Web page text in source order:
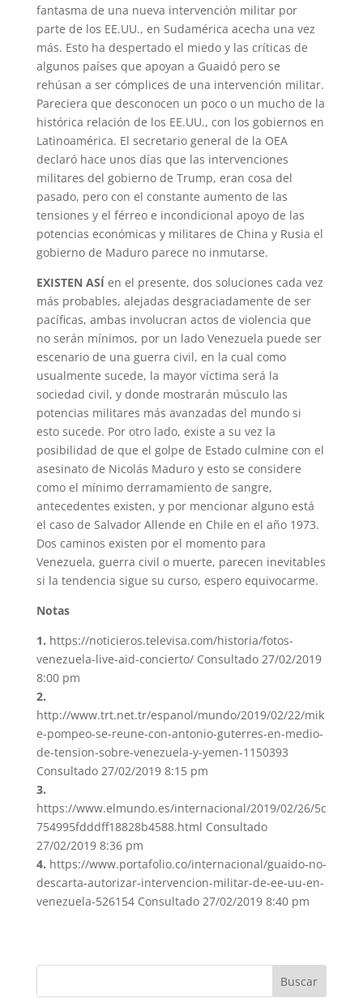
fantasma de una nueva intervención militar por
parte de los EE.UU., en Sudamérica acecha una vez
más. Esto ha despertado el miedo y las críticas de
algunos países que apoyan a Guaidó pero se
rehúsan a ser cómplices de una intervención militar.
Pareciera que desconocen un poco o un mucho de la
histórica relación de los EE.UU., con los gobiernos en
Latinoamérica. El secretario general de la OEA
declaró hace unos días que las intervenciones
militares del gobierno de Trump, eran cosa del
pasado, pero con el constante aumento de las
tensiones y el férreo e incondicional apoyo de las
potencias económicas y militares de China y Rusia el
gobierno de Maduro parece no inmutarse.
EXISTEN ASÍen el presente, dos soluciones cada vez
más probables, alejadas desgraciadamente de ser
pacíficas, ambas involucran actos de violencia que
no serán mínimos, por un lado Venezuela puede ser
escenario de una guerra civil, en la cual como
usualmente sucede, la mayor víctima será la
sociedad civil, y donde mostrarán músculo las
potencias militares más avanzadas del mundo si
esto sucede. Por otro lado, existe a su vez la
posibilidad de que el golpe de Estado culmine con el
asesinato de Nicolás Maduro y esto se considere
como el mínimo derramamiento de sangre,
antecedentes existen, y por mencionar alguno está
el caso de Salvador Allende en Chile en el año 1973.
Dos caminos existen por el momento para
Venezuela, guerra civil o muerte, parecen inevitables
si la tendencia sigue su curso, espero equivocarme.
Notas
1. https://noticieros.televisa.com/historia/fotos-
venezuela-live-aid-concierto/ Consultado 27/02/2019
8:00 pm
2.
http://www.trt.net.tr/espanol/mundo/2019/02/22/mik
e-pompeo-se-reune-con-antonio-guterres-en-medio-
de-tension-sobre-venezuela-y-yemen-1150393
Consultado 27/02/2019 8:15 pm
3.
https://www.elmundo.es/internacional/2019/02/26/5c
754995fdddff18828b4588.html Consultado
27/02/2019 8:36 pm
4. https://www.portafolio.co/internacional/guaido-no-
descarta-autorizar-intervencion-militar-de-ee-uu-en-
venezuela-526154 Consultado 27/02/2019 8:40 pm
Buscar